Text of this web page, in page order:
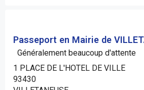
Passeport en Mairie de
Généralement beaucoup d'attente
1 PLACE DE L'HOTEL DE VILLE
93430